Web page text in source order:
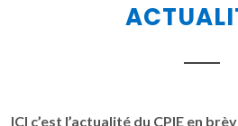
ICI c’est l’actualité du CPIE en